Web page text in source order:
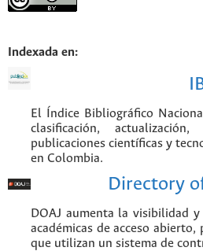
Indexada en:
El Índice Bibliográfico
clasificación,
publicaciones científicas y
en Colombia.
Directory
DOAJ aumenta la visibilidad
académicas de acceso
que utilizan un sistema de